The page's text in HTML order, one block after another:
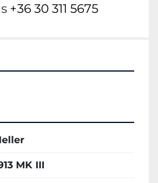
+36 30 311 5675
MK III